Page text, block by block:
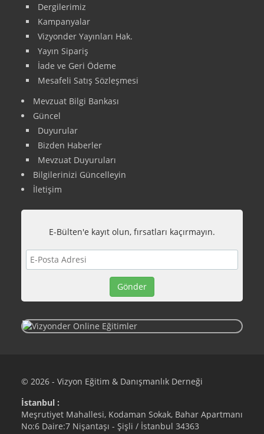
Dergilerimiz
Kampanyalar
Vizyonder Yayınları Hak.
Yayın Sipariş
İade ve Geri Ödeme
Mesafeli Satış Sözleşmesi
Mevzuat Bilgi Bankası
Güncel
Duyurular
Bizden Haberler
Mevzuat Duyuruları
Bilgilerinizi Güncelleyin
İletişim
E-Bülten'e kayıt olun, fırsatları kaçırmayın.
© 2026 - Vizyon Eğitim & Danışmanlık Derneği
İstanbul :
Meşrutiyet Mahallesi, Kodaman Sokak, Bahar Apartmanı
No:6 Daire:7 Nişantaşı - Şişli / İstanbul 34363